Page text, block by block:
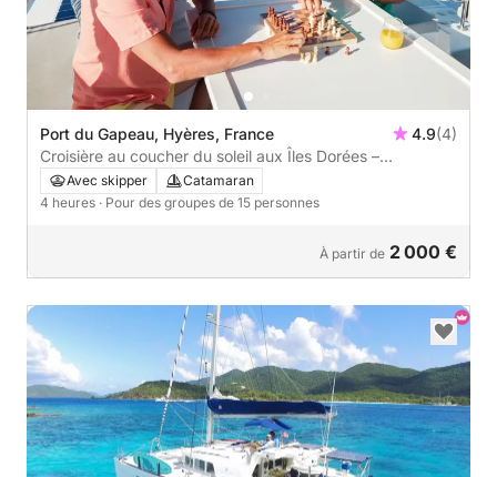
Port du Gapeau, Hyères, France 4.9(4)
Croisière au coucher du soleil aux Îles Dorées –
Expérience en catamaran de luxe
Avec skipper
Catamaran
4 heures · Pour des groupes de 15 personnes
À partir de 2 000 €